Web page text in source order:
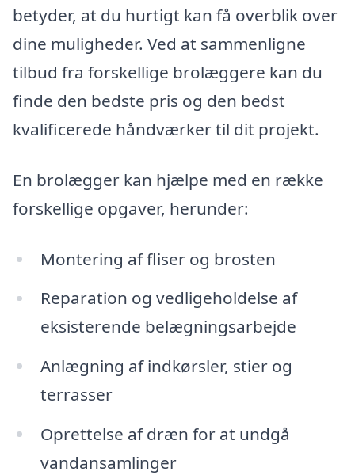
betyder, at du hurtigt kan få overblik over
dine muligheder. Ved at sammenligne
tilbud fra forskellige brolæggere kan du
finde den bedste pris og den bedst
kvalificerede håndværker til dit projekt.
En brolægger kan hjælpe med en række
forskellige opgaver, herunder:
Montering af fliser og brosten
Reparation og vedligeholdelse af
eksisterende belægningsarbejde
Anlægning af indkørsler, stier og
terrasser
Oprettelse af dræn for at undgå
vandansamlinger